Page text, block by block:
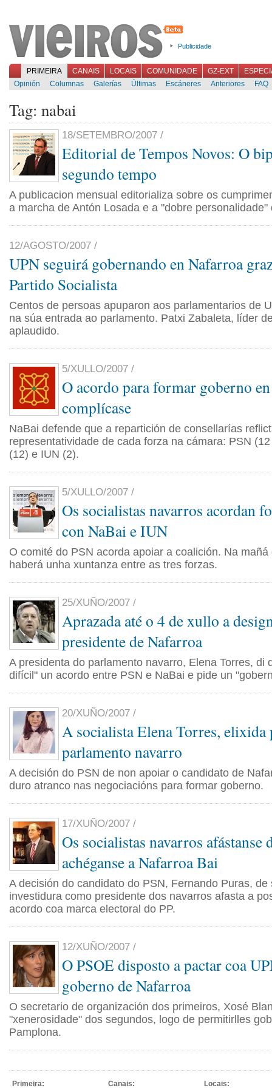
Publicidade
PRIMEIRA CANAIS LOCAIS COMUNIDADE GZ-EXT
Opinión
Columnas Galerías Últimas Escáneres Anteriores FAQ
Tag: nabai
18/SETEMBRO/2007 /
Editorial de Tempos Novos: O
segundo tempo
A publicacion mensual editorializa sobre os
a marcha de Antón Losada e a "dobre personalidade"
12/AGOSTO/2007 /
UPN seguirá gobernando en Nafarroa
Partido Socialista
Centos de persoas apuparon aos parlamentarios de
na súa entrada ao parlamento. Patxi Zabaleta, líder
aplaudido.
5/XULLO/2007 /
O acordo para formar goberno
complícase
NaBai defende que a repartición de consellarías
representatividade de cada forza na cámara: PSN
(12) e IUN (2).
5/XULLO/2007 /
Os socialistas navarros acordan
con NaBai e IUN
O comité do PSN acorda apoiar a coalición. Na
haberá unha xuntanza entre as tres forzas.
25/XUÑO/2007 /
Aprazada até o 4 de xullo a
presidente de Nafarroa
A presidenta do parlamento navarro, Elena Torres, di
difícil" un acordo entre PSN e NaBai e pide un
20/XUÑO/2007 /
A socialista Elena Torres, elixida
parlamento navarro
A decisión do PSN de non apoiar o candidato de
duro atranco nas negociacións para formar goberno.
17/XUÑO/2007 /
Os socialistas navarros afástanse
achéganse a Nafarroa Bai
A decisión do candidato do PSN, Fernando Puras, de
investidura como presidente dos navarros afasta a
acordo coa marca electoral do PP.
12/XUÑO/2007 /
O PSOE disposto a pactar coa
goberno de Nafarroa
O secretario de organización dos primeiros, Xosé
"xenerosidade" dos segundos, logo de permitirlles
Pamplona.
Primeira: Canais: Locais: